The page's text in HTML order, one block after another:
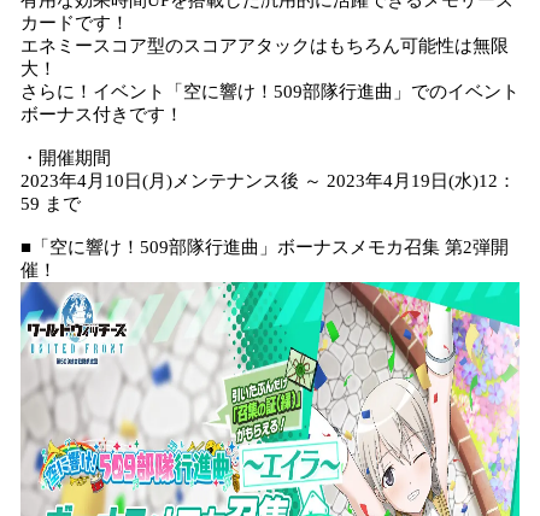
カードです！
エネミースコア型のスコアアタックはもちろん可能性は無限
大！
さらに！イベント「空に響け！509部隊行進曲」でのイベント
ボーナス付きです！
・開催期間
2023年4月10日(月)メンテナンス後 ～ 2023年4月19日(水)12：
59 まで
■「空に響け！509部隊行進曲」ボーナスメモカ召集 第2弾開
催！